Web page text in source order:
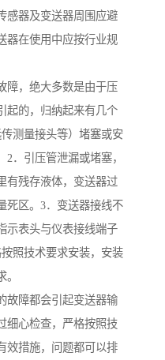
感器及变送器周围应避
器在使用中应按行业规
障，绝大多数是由于压
起的，归纳起来有几个
测量接头等）堵塞或安
．引压管泄漏或堵塞，
有残存液体，变送器过
死区。3．变送器接线不
示表头与仪表接线端子
照技术要求安装，安装
故障都会引起变送器输
细心检查，严格按照技
效措施，问题都可以排